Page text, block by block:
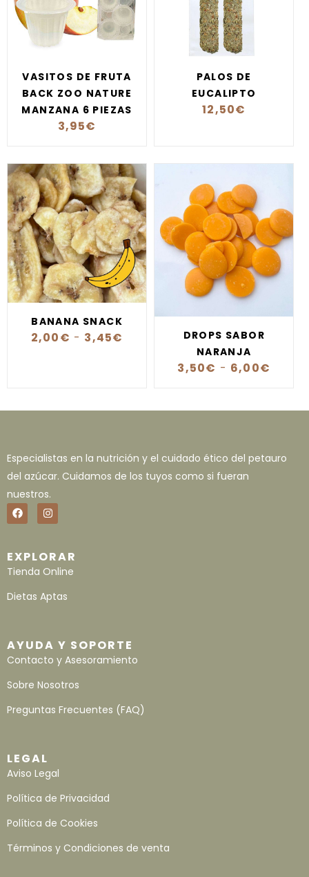
VASITOS DE FRUTA
BACK ZOO NATURE
MANZANA 6 PIEZAS
3,95€
PALOS DE
EUCALIPTO
12,50€
BANANA SNACK
2,00€ - 3,45€
DROPS SABOR
NARANJA
3,50€ - 6,00€
Especialistas en la nutrición y el cuidado ético del petauro
del azúcar. Cuidamos de los tuyos como si fueran
nuestros.
EXPLORAR
Tienda Online
Dietas Aptas
AYUDA Y SOPORTE
Contacto y Asesoramiento
Sobre Nosotros
Preguntas Frecuentes (FAQ)
LEGAL
Aviso Legal
Política de Privacidad
Política de Cookies
Términos y Condiciones de venta